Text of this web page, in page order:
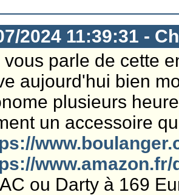
2024 11:39:31 -
vous parle de cette
aujourd'hui bien
plusieurs
un accessoire
www.amazon.fr/
ou Darty à 169